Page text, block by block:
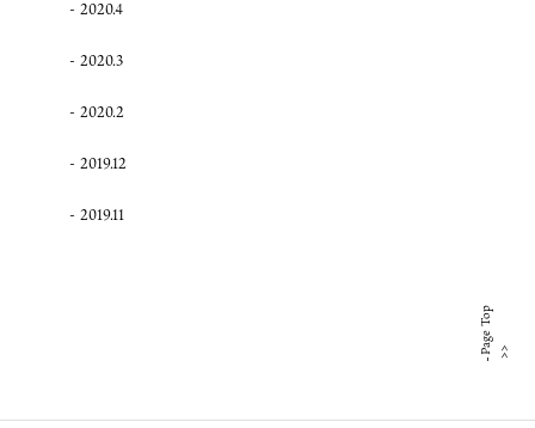
2020.4
2020.3
2020.2
2019.12
2019.11
Page Top